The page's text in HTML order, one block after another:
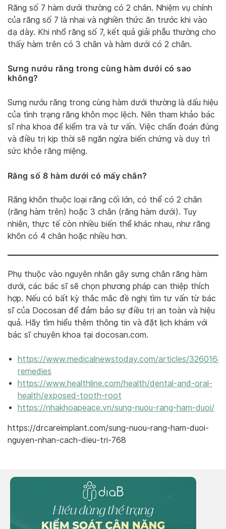
Răng số 7 hàm dưới thường có 2 chân. Nhiệm vụ chính
của răng số 7 là nhai và nghiền thức ăn trước khi vào
dạ dày. Khi nhổ răng số 7, kết quả giải phẫu thường cho
thấy hàm trên có 3 chân và hàm dưới có 2 chân.
Sưng nướu răng trong cùng hàm dưới có sao
không?
Sưng nướu răng trong cùng hàm dưới thường là dấu hiệu
của tình trạng răng khôn mọc lệch. Nên tham khảo bác
sĩ nha khoa để kiểm tra và tư vấn. Việc chẩn đoán đúng
và điều trị kịp thời sẽ ngăn ngừa biến chứng và duy trì
sức khỏe răng miệng.
Răng số 8 hàm dưới có mấy chân?
Răng khôn thuộc loại răng cối lớn, có thể có 2 chân
(răng hàm trên) hoặc 3 chân (răng hàm dưới). Tuy
nhiên, thực tế còn nhiều biến thể khác nhau, như răng
khôn có 4 chân hoặc nhiều hơn.
Phụ thuộc vào nguyên nhân gây sưng chân răng hàm
dưới, các bác sĩ sẽ chọn phương pháp can thiệp thích
hợp. Nếu có bất kỳ thắc mắc đề nghị tìm tư vấn từ bác
sĩ của Docosan để đảm bảo sự điều trị an toàn và hiệu
quả. Hãy tìm hiểu thêm thông tin và đặt lịch khám với
bác sĩ chuyên khoa tại docosan.com.
https://www.medicalnewstoday.com/articles/
remedies
https://www.healthline.com/health/dental-and-oral-
health/exposed-tooth-root
https://nhakhoapeace.vn/sung-nuou-rang-ham-duoi/
https://drcareimplant.com/sung-nuou-rang-ham-duoi-
nguyen-nhan-cach-dieu-tri-768